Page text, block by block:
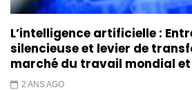
L’intelligence artificielle :
silencieuse et levier de
marché du travail mondial
2 ANS AGO